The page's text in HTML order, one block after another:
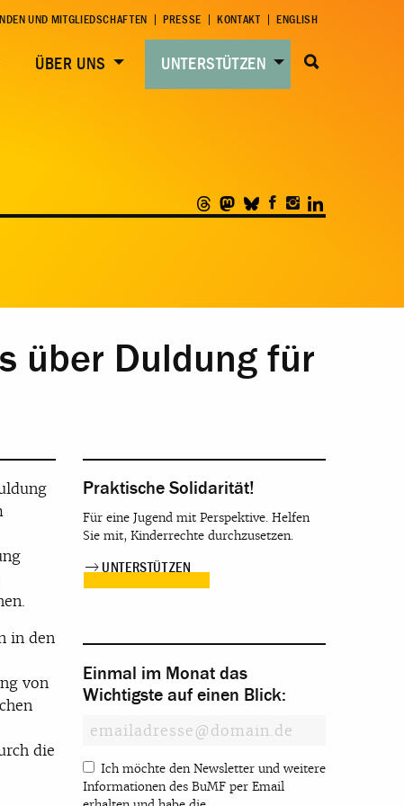
UND MITGLIEDSCHAFTEN PRESSE KONTAKT ENGLISH
ÜBER UNS UNTERSTÜTZEN
über Duldung für
in den
von
die
Praktische Solidarität!
Für eine Jugend mit Perspektive. Helfen
Sie mit, Kinderrechte durchzusetzen.
UNTERSTÜTZEN
Einmal im Monat das
Wichtigste auf einen Blick:
Ich möchte den Newsletter und weitere
Informationen des BuMF per Email